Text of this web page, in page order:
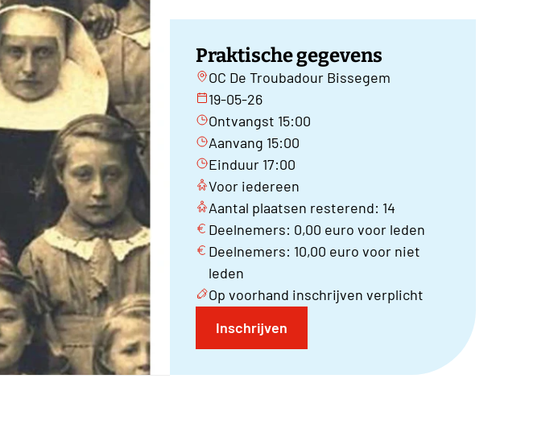
Praktische gegevens
OC De Troubadour Bissegem
19-05-26
Ontvangst 15:00
Aanvang 15:00
Einduur 17:00
Voor iedereen
Aantal plaatsen resterend: 14
Deelnemers: 0,00 euro voor leden
Deelnemers: 10,00 euro voor niet
leden
Op voorhand inschrijven verplicht
Inschrijven